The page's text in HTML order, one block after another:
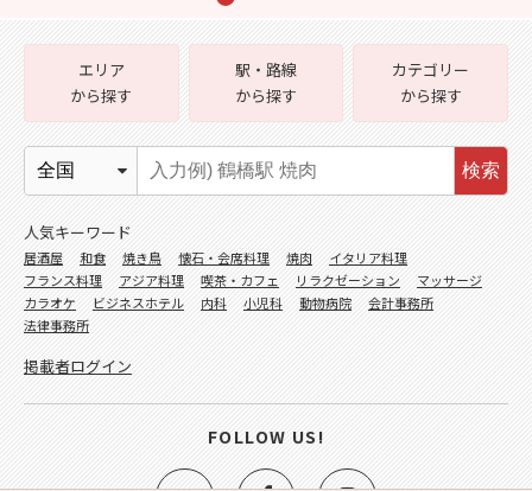
エリア
から探す
駅・路線
から探す
カテゴリー
から探す
検索
人気キーワード
居酒屋 和食 焼き鳥 懐石・会席料理 焼肉
イタリア料理
フランス料理
アジア料理 喫茶・カフェ リラクゼーション
マッサージ
カラオケ
ビジネスホテル 内科 小児科 動物病院
会計事務所
法律事務所
掲載者ログイン
FOLLOW US!